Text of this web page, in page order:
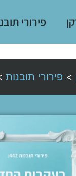
פירורי
> פירורי תובנות